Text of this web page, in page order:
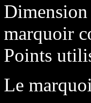
marquoir
Points
Le